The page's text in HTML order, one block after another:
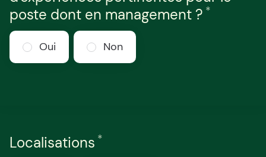
poste dont en management ? *
Oui Non
Localisations *